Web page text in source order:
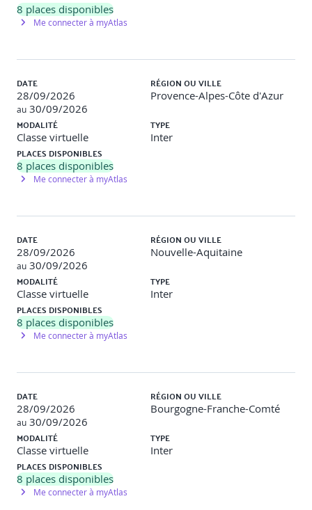
Création de gabarits (styles, cotations, calques,
présentations)
Construction d’un projet à partir de Xrefs (plans
d’étages, mobilier, trames)
Création d’un gabarit standard entreprise (DWT)
Module 4 : Mise en page avancée et automatisation
(4h)
automatisés
Jeu de feuilles (Sheet Set Manager) pour l’organisation
de projets
Impression automatique en lot et gestion des
versions PDF
Travaux pratiques
Configuration d’un jeu de feuilles
formats et échelles
Module 5 : Projet de synthèse – livrable technique
(4h)
Analyse d’un cahier des charges simple
Création d’un plan structuré avec Xrefs, blocs
dynamiques, annotations
Mise en page multi-présentation
8 places disponibles
Me connecter à myAtlas
DATE
28/09/2026
au 30/09/2026
RÉGION OU VILLE
Provence-Alpes-Côte d'Azur
MODALITÉ
Classe virtuelle
TYPE
Inter
PLACES DISPONIBLES
8 places disponibles
Me connecter à myAtlas
DATE
28/09/2026
au 30/09/2026
RÉGION OU VILLE
Nouvelle-Aquitaine
MODALITÉ
Classe virtuelle
TYPE
Inter
PLACES DISPONIBLES
8 places disponibles
Me connecter à myAtlas
DATE
28/09/2026
au 30/09/2026
RÉGION OU VILLE
Bourgogne-Franche-Comté
MODALITÉ
Classe virtuelle
TYPE
Inter
PLACES DISPONIBLES
8 places disponibles
Me connecter à myAtlas